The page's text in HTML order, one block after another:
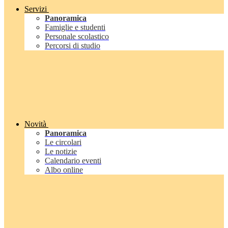
Servizi
Panoramica
Famiglie e studenti
Personale scolastico
Percorsi di studio
Novità
Panoramica
Le circolari
Le notizie
Calendario eventi
Albo online